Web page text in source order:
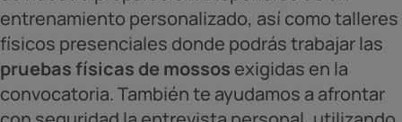
entrenamiento personalizado, así como talleres
físicos presenciales donde podrás trabajar las
pruebas físicas de mossos exigidas en la
convocatoria. También te ayudamos a afrontar